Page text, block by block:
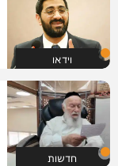
וידאו
חדשות